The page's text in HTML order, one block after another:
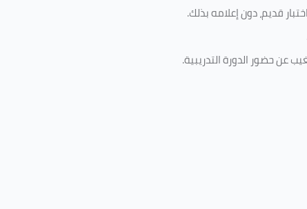
قديم، دون إعلامه بذلك.
عن حضور الدورة التدريبية.